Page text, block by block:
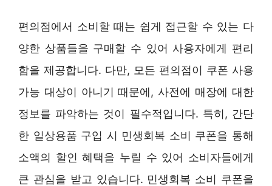
편의점에서 소비할 때는 쉽게 접근할 수 있는 다
양한 상품들을 구매할 수 있어 사용자에게 편리
함을 제공합니다. 다만, 모든 편의점이 쿠폰 사용
가능 대상이 아니기 때문에, 사전에 매장에 대한
정보를 파악하는 것이 필수적입니다. 특히, 간단
한 일상용품 구입 시 민생회복 소비 쿠폰을 통해
소액의 할인 혜택을 누릴 수 있어 소비자들에게
큰 관심을 받고 있습니다. 민생회복 소비 쿠폰을